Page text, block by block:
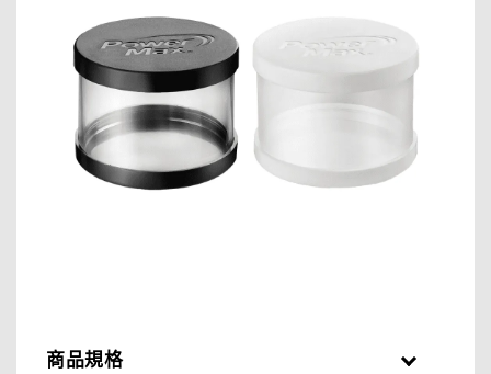
商品規格